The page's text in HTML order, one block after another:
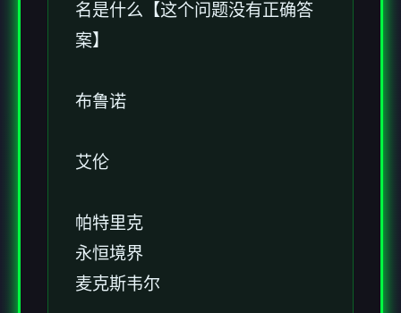
名是什么【这个问题没有正确答
案】
布鲁诺
艾伦
帕特里克
永恒境界
麦克斯韦尔